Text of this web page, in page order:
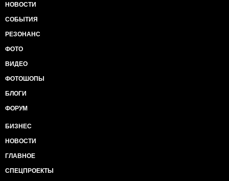
НОВОСТИ
СОБЫТИЯ
РЕЗОНАНС
ФОТО
ВИДЕО
ФОТОШОПЫ
БЛОГИ
ФОРУМ
БИЗНЕС
НОВОСТИ
ГЛАВНОЕ
СПЕЦПРОЕКТЫ